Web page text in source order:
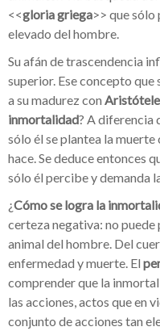
<<gloria griega>> que
elevado del hombre.
Su afán de trascendencia
superior. Ese concepto
a su madurez con
inmortalidad? A diferencia
sólo él se plantea la
hace. Se deduce entonces
sólo él percibe y demanda
¿Cómo se logra la
certeza negativa: no puede
animal del hombre. Del
enfermedad y muerte. El
comprender que la
las acciones, actos que en
conjunto de acciones tan